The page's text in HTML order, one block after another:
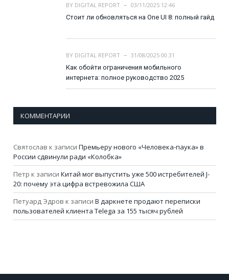
BY DIGITAL REPORT
03/11/2025 12:46
Стоит ли обновляться на One UI 8: полный гайд
BY DIGITAL REPORT
31/08/2025 00:31
Как обойти ограничения мобильного
интернета: полное руководство 2025
КОММЕНТАРИИ
Святослав к записи Премьеру нового «Человека-паука» в
России сдвинули ради «Колобка»
Петр к записи Китай мог выпустить уже 500 истребителей J-
20: почему эта цифра встревожила США
Петуард Эдров к записи В даркнете продают переписки
пользователей клиента Telega за 155 тысяч рублей